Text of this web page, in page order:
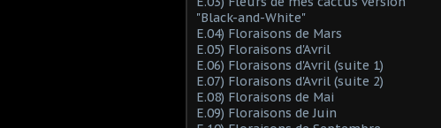
"Black-and-White"
E.04) Floraisons de Mars
E.05) Floraisons d'Avril
E.06) Floraisons d'Avril (suite 1)
E.07) Floraisons d'Avril (suite 2)
E.08) Floraisons de Mai
E.09) Floraisons de Juin